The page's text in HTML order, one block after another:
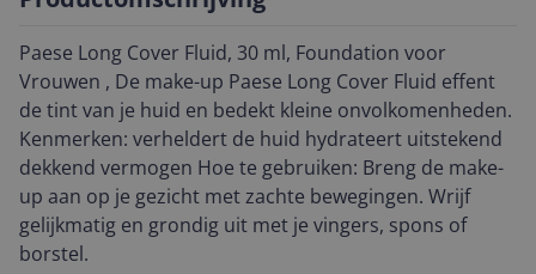
Paese Long Cover Fluid, 30 ml, Foundation voor
Vrouwen , De make-up Paese Long Cover Fluid effent
de tint van je huid en bedekt kleine onvolkomenheden.
Kenmerken: verheldert de huid hydrateert uitstekend
dekkend vermogen Hoe te gebruiken: Breng de make-
up aan op je gezicht met zachte bewegingen. Wrijf
gelijkmatig en grondig uit met je vingers, spons of
borstel.